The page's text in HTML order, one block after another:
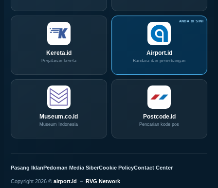
Kereta.id
Perjalanan kereta
Airport.id
Bandara dan penerbangan
Museum.co.id
Museum Indonesia
Postcode.id
Pencarian kode pos
Pasang IklanPedoman Media SiberCookie PolicyContact Center
Copyright 2026 © airport.id – RVG Network